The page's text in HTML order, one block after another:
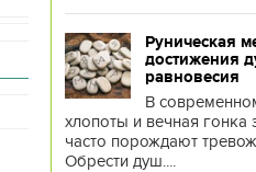
Руническая
достижения
равновесия
В
хлопоты и вечная гонка
часто порождают
Обрести душ....